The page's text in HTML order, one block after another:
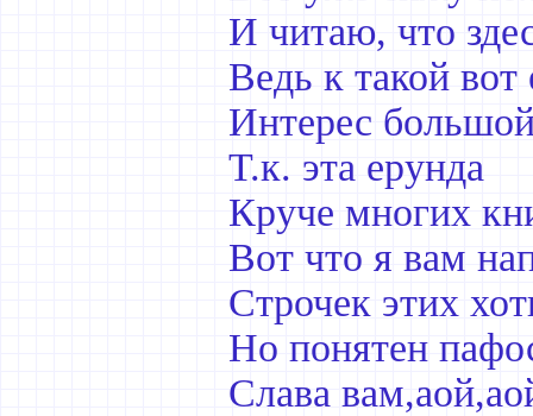
И читаю, что
Ведь к такой вот
Интерес
Т.к. эта ерунда
Круче многих
Вот что я вам
Строчек этих
Но понятен
Слава